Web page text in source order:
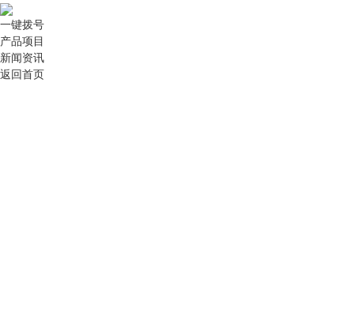
一键拨号
产品项目
新闻资讯
返回首页